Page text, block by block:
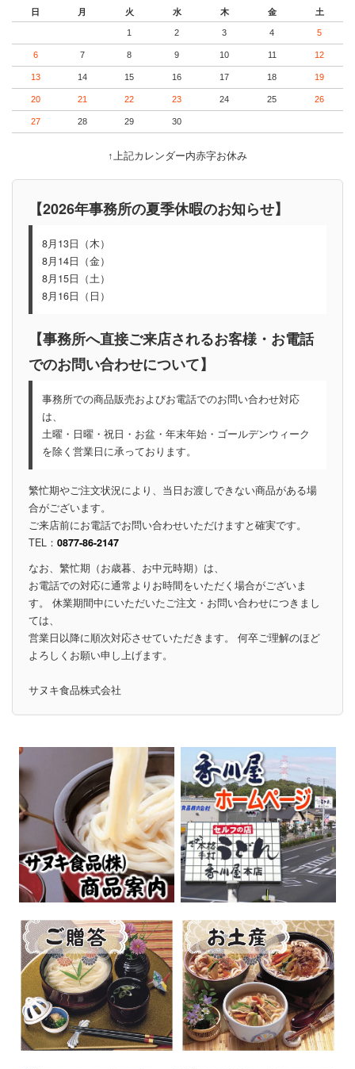
日 月 火 水 木 金 土
1 2 3 4 5
6 7 8 9 10 11 12
13 14 15 16 17 18 19
20 21 22 23 24 25 26
27 28 29 30
↑上記カレンダー内赤字お休み
【2026年事務所の夏季休暇のお知らせ】
8月13日（木）
8月14日（金）
8月15日（土）
8月16日（日）
【事務所へ直接ご来店されるお客様・お電話
でのお問い合わせについて】
事務所での商品販売およびお電話でのお問い合わせ対応
は、
土曜・日曜・祝日・お盆・年末年始・ゴールデンウィーク
を除く営業日に承っております。
繁忙期やご注文状況により、当日お渡しできない商品がある場
合がございます。
ご来店前にお電話でお問い合わせいただけますと確実です。
TEL： 0877-86-2147
なお、繁忙期（お歳暮、お中元時期）は、
お電話での対応に通常よりお時間をいただく場合がございま
す。 休業期間中にいただいたご注文・お問い合わせにつきまし
ては、
営業日以降に順次対応させていただきます。 何卒ご理解のほど
よろしくお願い申し上げます。
サヌキ食品株式会社